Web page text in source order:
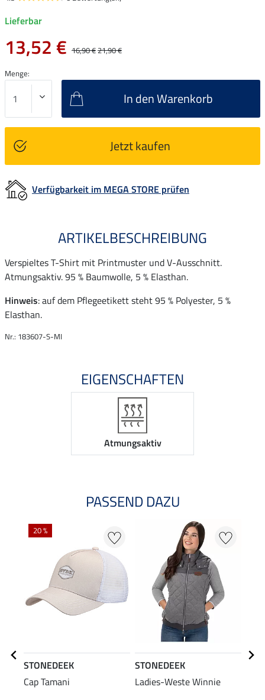
Lieferbar
13,52 € 16,90 €21,90 €
Menge:
In den Warenkorb
Jetzt kaufen
Verfügbarkeit im MEGA STORE prüfen
ARTIKELBESCHREIBUNG
Verspieltes T-Shirt mit Printmuster und V-Ausschnitt.
Atmungsaktiv. 95 % Baumwolle, 5 % Elasthan.
Hinweis: auf dem Pflegeetikett steht 95 % Polyester, 5 %
Elasthan.
Nr.: 183607-S-MI
EIGENSCHAFTEN
Atmungsaktiv
PASSEND DAZU
20 %
STONEDEEK
Cap Tamani
STONEDEEK
Ladies-Weste Winnie